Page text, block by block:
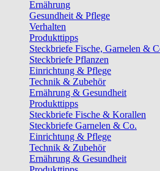
Ernährung
Gesundheit & Pflege
Verhalten
Produkttipps
Steckbriefe Fische, Garnelen &
Steckbriefe Pflanzen
Einrichtung & Pflege
Technik & Zubehör
Ernährung & Gesundheit
Produkttipps
Steckbriefe Fische & Korallen
Steckbriefe Garnelen & Co.
Einrichtung & Pflege
Technik & Zubehör
Ernährung & Gesundheit